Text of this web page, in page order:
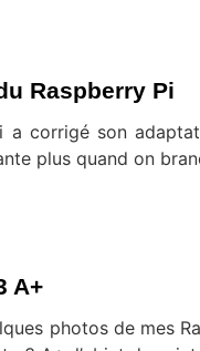
Raspberry Pi
a corrigé son
plus quand on
A+
photos de mes